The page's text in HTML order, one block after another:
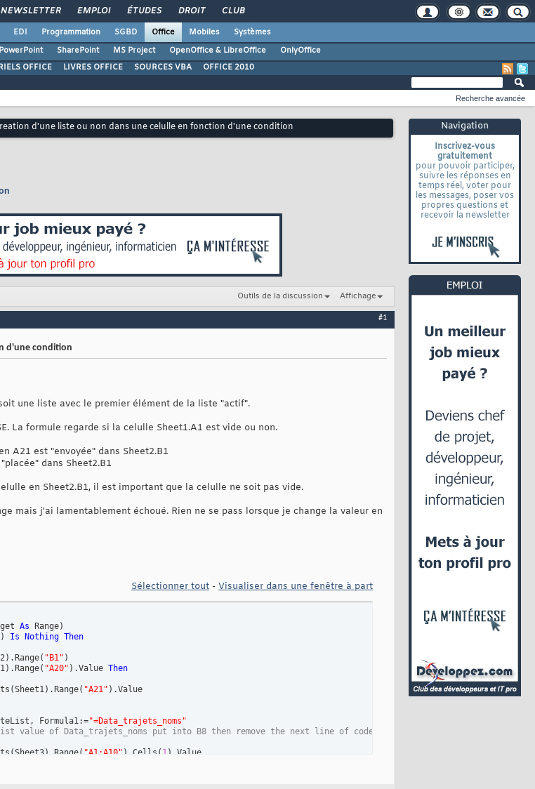
NEWSLETTER EMPLOI ÉTUDES DROIT CLUB
EDI Programmation SGBD Office Mobiles
Systèmes
PowerPoint SharePoint MS Project OpenOffice & LibreOffice
OnlyOffice
OFFICE LIVRES OFFICE SOURCES VBA OFFICE 2010
Navigation
Inscrivez-vous
gratuitement
pour pouvoir participer,
suivre les réponses en
temps réel, voter pour
les messages, poser vos
propres questions et
recevoir la newsletter
Recherche avancée
d'une liste ou non dans une celulle en fonction d'une condition
Outils de la discussion Affichage
#1
d'une condition
une liste avec le premier élément de la liste "actif".
La formule regarde si la celulle Sheet1.A1 est vide ou non.
A21 est "envoyée" dans Sheet2.B1
dans Sheet2.B1
en Sheet2.B1, il est important que la celulle ne soit pas vide.
mais j'ai lamentablement échoué. Rien ne se pass lorsque je change la valeur en
Sélectionner tout - Visualiser dans une fenêtre à part
As Range)
) Is Nothing Then
) .Range( "B1" )
) .Range( "A20" ) .Value Then
(Sheet1) .Range( "A21" ) .Value
Formula1:="=Data_trajets_noms"
of Data_trajets_noms put into B8 then remove the next line of code
(Sheet3) .Range( "A1:A10" ) .Cells ( 1 )
.Value